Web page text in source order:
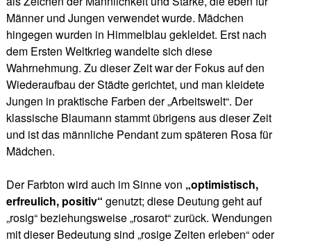
Männer und Jungen verwendet wurde. Mädchen
hingegen wurden in Himmelblau gekleidet. Erst nach
dem Ersten Weltkrieg wandelte sich diese
Wahrnehmung. Zu dieser Zeit war der Fokus auf den
Wiederaufbau der Städte gerichtet, und man kleidete
Jungen in praktische Farben der „Arbeitswelt“. Der
klassische Blaumann stammt übrigens aus dieser Zeit
und ist das männliche Pendant zum späteren Rosa für
Mädchen.
Der Farbton wird auch im Sinne von „optimistisch,
erfreulich, positiv“ genutzt; diese Deutung geht auf
„rosig“ beziehungsweise „rosarot“ zurück. Wendungen
mit dieser Bedeutung sind „rosige Zeiten erleben“ oder